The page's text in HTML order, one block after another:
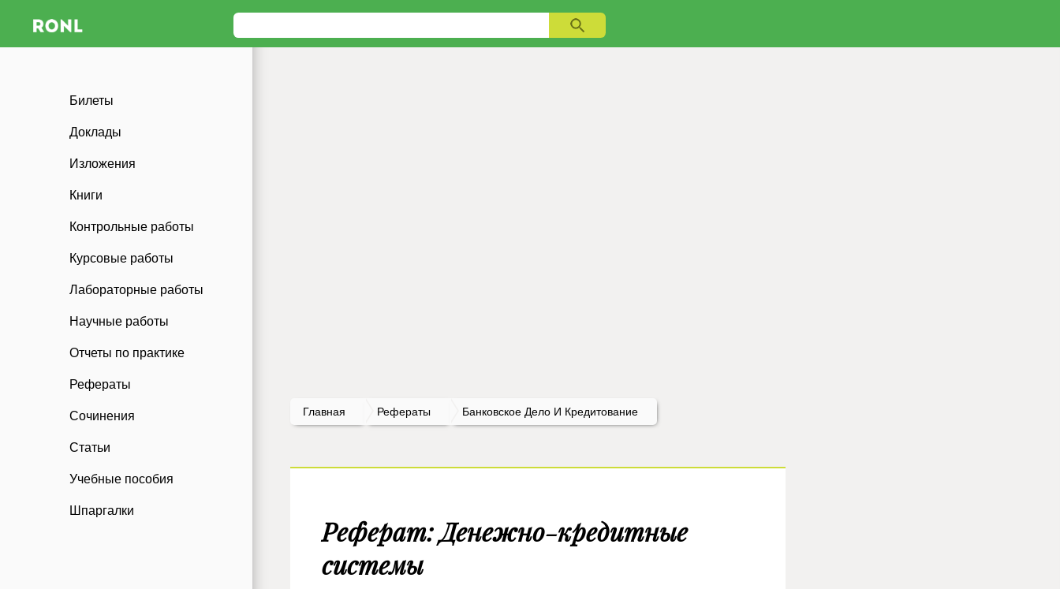
Билеты
Доклады
Изложения
Книги
Контрольные работы
Курсовые работы
Лабораторные работы
Научные работы
Отчеты по практике
Рефераты
Сочинения
Статьи
Учебные пособия
Шпаргалки
Главная Рефераты Банковское Дело И Кредитование
Реферат: Денежно-кредитные
системы